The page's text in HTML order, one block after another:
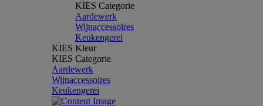
KIES Categorie
Aardewerk
Wijnaccessoires
Keukengerei
KIES Kleur
KIES Categorie
Aardewerk
Wijnaccessoires
Keukengerei